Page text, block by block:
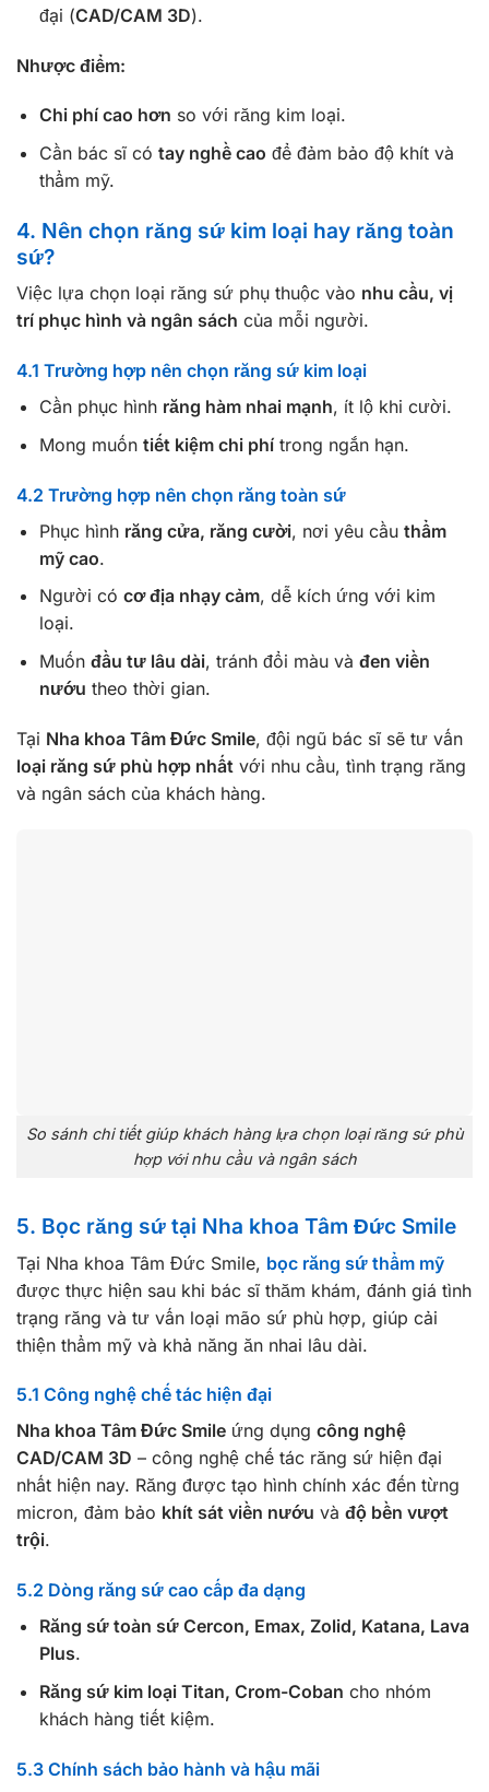
đại (CAD/CAM 3D).
Nhược điểm:
Chi phí cao hơn so với răng kim loại.
Cần bác sĩ có tay nghề cao để đảm bảo độ khít và
thẩm mỹ.
4. Nên chọn răng sứ kim loại hay răng toàn
sứ?
Việc lựa chọn loại răng sứ phụ thuộc vào nhu cầu, vị
trí phục hình và ngân sách của mỗi người.
4.1 Trường hợp nên chọn răng sứ kim loại
Cần phục hình răng hàm nhai mạnh, ít lộ khi cười.
Mong muốn tiết kiệm chi phítrong ngắn hạn.
4.2 Trường hợp nên chọn răng toàn sứ
Phục hình răng cửa, răng cười, nơi yêu cầu thẩm
mỹ cao.
Người có cơ địa nhạy cảm, dễ kích ứng với kim
loại.
Muốn đầu tư lâu dài, tránh đổi màu và đen viền
nướu theo thời gian.
Tại Nha khoa Tâm Đức Smile, đội ngũ bác sĩ sẽ tư vấn
loại răng sứ phù hợp nhất với nhu cầu, tình trạng răng
và ngân sách của khách hàng.
So sánh chi tiết giúp khách hàng lựa chọn loại răng sứ phù
hợp với nhu cầu và ngân sách
5. Bọc răng sứ tại Nha khoa Tâm Đức Smile
Tại Nha khoa Tâm Đức Smile, bọc răng sứ thẩm mỹ
được thực hiện sau khi bác sĩ thăm khám, đánh giá tình
trạng răng và tư vấn loại mão sứ phù hợp, giúp cải
thiện thẩm mỹ và khả năng ăn nhai lâu dài.
5.1 Công nghệ chế tác hiện đại
Nha khoa Tâm Đức Smile ứng dụng công nghệ
CAD/CAM 3D – công nghệ chế tác răng sứ hiện đại
nhất hiện nay. Răng được tạo hình chính xác đến từng
micron, đảm bảo khít sát viền nướu và độ bền vượt
trội.
5.2 Dòng răng sứ cao cấp đa dạng
Răng sứ toàn sứ Cercon, Emax, Zolid, Katana, Lava
Plus.
Răng sứ kim loại Titan, Crom-Coban cho nhóm
khách hàng tiết kiệm.
5.3 Chính sách bảo hành và hậu mãi